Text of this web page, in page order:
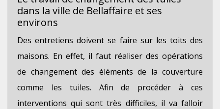
dans la ville de Bellaffaire et ses
environs
Des entretiens doivent se faire sur les toits des
maisons. En effet, il faut réaliser des opérations
de changement des éléments de la couverture
comme les tuiles. Afin de procéder à ces
interventions qui sont très difficiles, il va falloir